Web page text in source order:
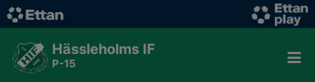
Hässleholms IF
P-15